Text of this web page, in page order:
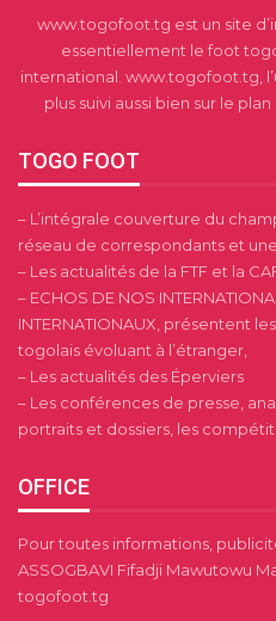
www.togofoot.tg est un site
essentiellement le foot
international. www.togofoot.tg,
plus suivi aussi bien sur le
TOGO FOOT
– L’intégrale couverture du
réseau de correspondants et
– Les actualités de la FTF et la
– ECHOS DE NOS
INTERNATIONAUX, présentent
togolais évoluant à l’étranger,
– Les actualités des Éperviers
– Les conférences de presse,
portraits et dossiers, les
OFFICE
Pour toutes informations,
ASSOGBAVI Fifadji Mawutowu
togofoot.tg